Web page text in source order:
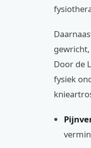
Door de
fysiek